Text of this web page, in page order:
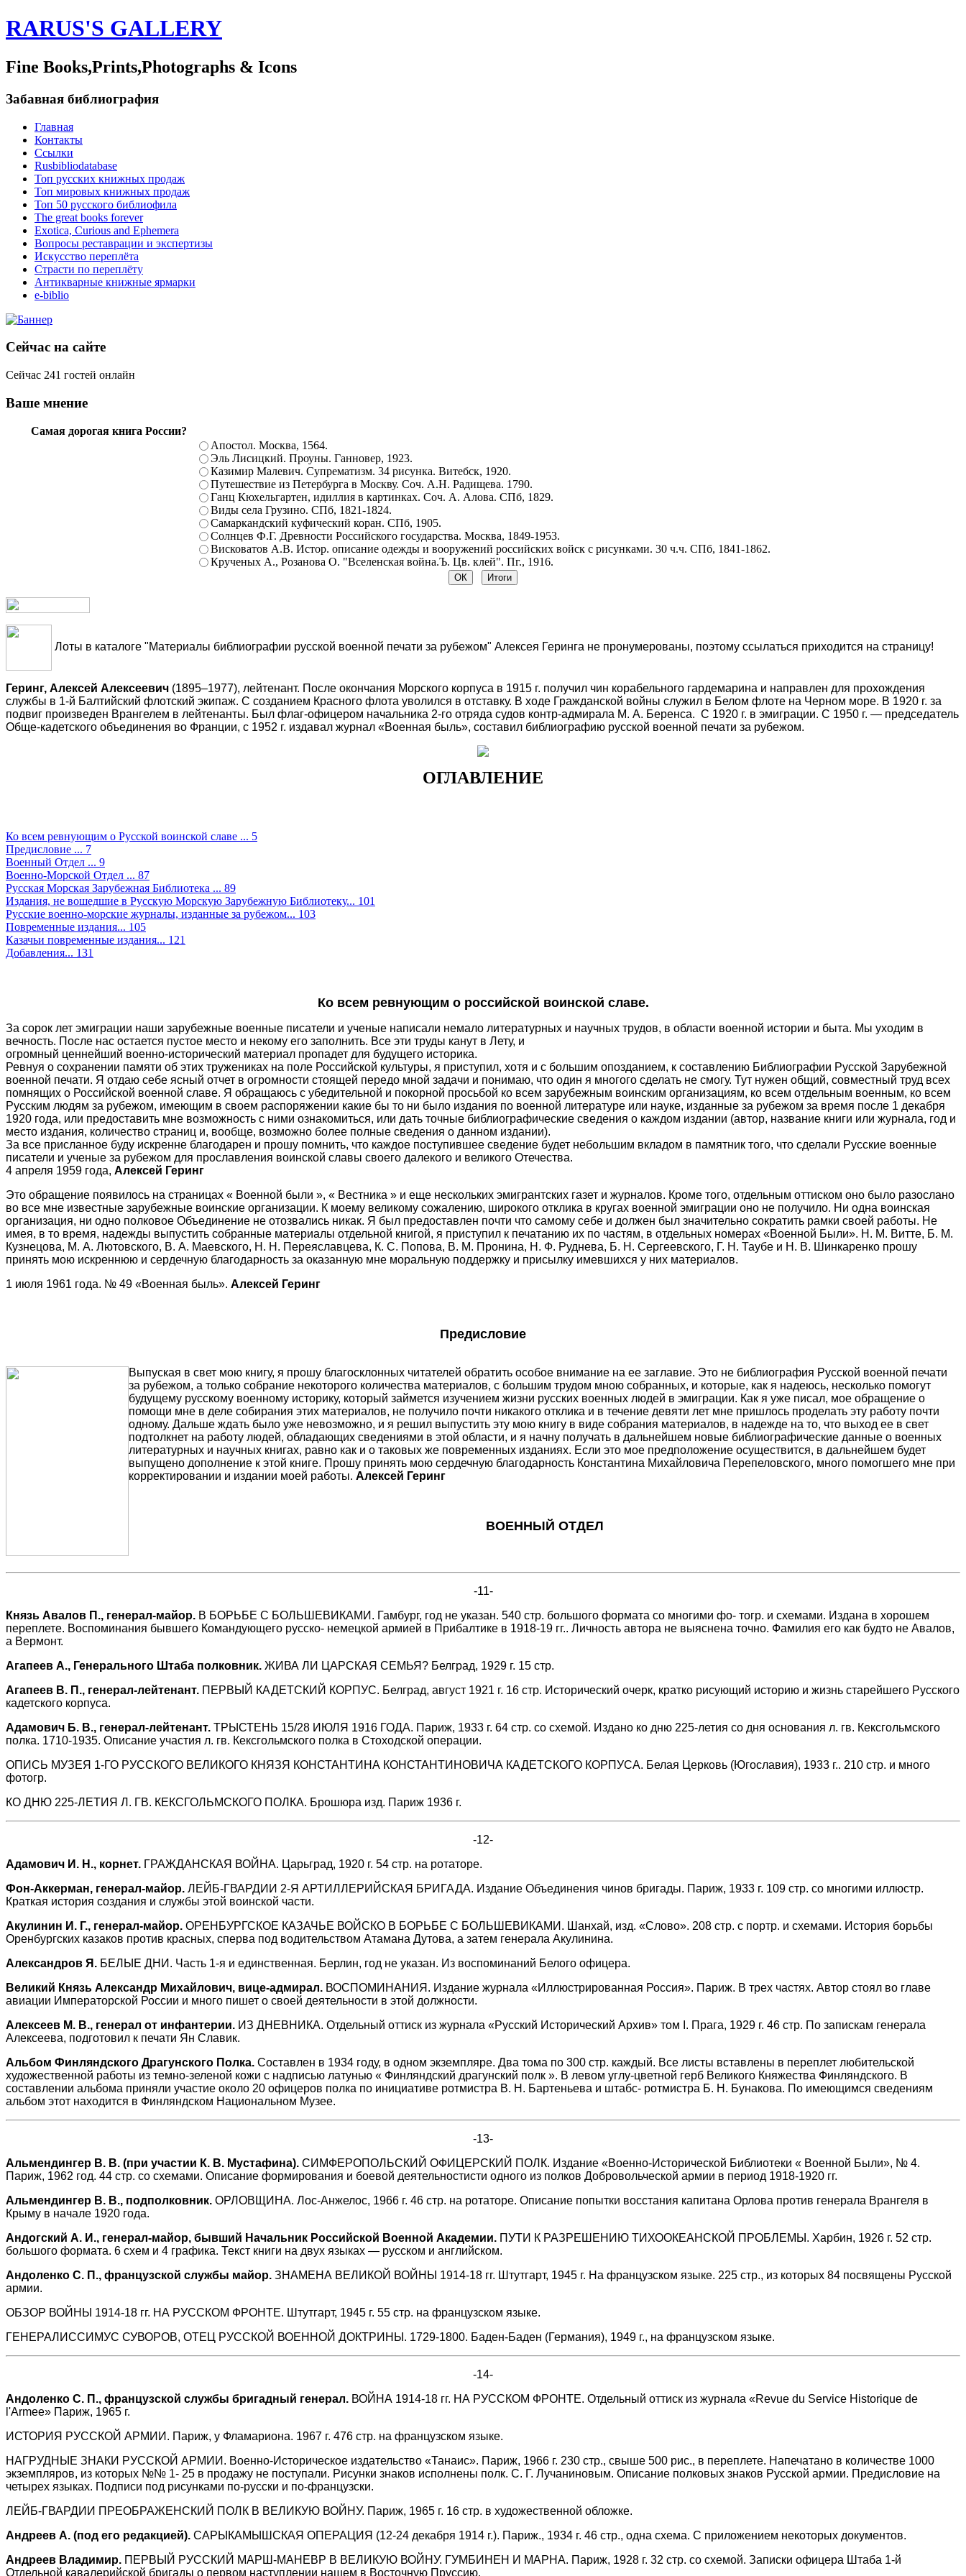
RARUS'S GALLERY
Fine Books,Prints,Photographs & Icons
Забавная библиография
Главная
Контакты
Ссылки
Rusbibliodatabase
Топ русских книжных продаж
Топ мировых книжных продаж
Топ 50 русского библиофила
The great books forever
Exotica, Curious and Ephemera
Вопросы реставрации и экспертизы
Искусство переплёта
Страсти по переплёту
Антикварные книжные ярмарки
e-biblio
Сейчас на сайте
Сейчас 241 гостей онлайн
Ваше мнение
Самая дорогая книга России?
Апостол. Москва, 1564.
Эль Лисицкий. Проуны. Ганновер, 1923.
Казимир Малевич. Супрематизм. 34 рисунка. Витебск, 1920.
Путешествие из Петербурга в Москву. Соч. А.Н. Радищева. 1790.
Ганц Кюхельгартен, идиллия в картинках. Соч. А. Алова. СПб, 1829.
Виды села Грузино. СПб, 1821-1824.
Самаркандский куфический коран. СПб, 1905.
Солнцев Ф.Г. Древности Российского государства. Москва, 1849-1953.
Висковатов А.В. Истор. описание одежды и вооружений российских войск с рисунками. 30 ч.ч. СПб, 1841-1862.
Крученых А., Розанова О. "Вселенская война.Ъ. Цв. клей". Пг., 1916.
Лоты в каталоге "Материалы библиографии русской военной печати за рубежом" Алексея Геринга не пронумерованы, поэтому ссылаться приходится на страницу!
Геринг, Алексей Алексеевич (1895–1977), лейтенант. После окончания Морского корпуса в 1915 г. получил чин корабельного гардемарина и направлен для прохождения
службы в 1-й Балтийский флотский экипаж. С созданием Красного флота уволился в отставку. В ходе Гражданской войны служил в Белом флоте на Черном море. В 1920 г. за
подвиг произведен Врангелем в лейтенанты. Был флаг-офицером начальника 2-го отряда судов контр-адмирала М. А. Беренса. С 1920 г. в эмиграции. С 1950 г. — председатель
Обще-кадетского объединения во Франции, с 1952 г. издавал журнал «Военная быль», составил библиографию русской военной печати за рубежом.
ОГЛАВЛЕНИЕ
Ко всем ревнующим о Русской воинской славе ... 5
Предисловие ... 7
Военный Отдел ... 9
Военно-Морской Отдел ... 87
Русская Морская Зарубежная Библиотека ... 89
Издания, не вошедшие в Русскую Морскую Зарубежную Библиотеку... 101
Русские военно-морские журналы, изданные за рубежом... 103
Повременные издания... 105
Казачьи повременные издания... 121
Добавления... 131
Ко всем ревнующим о российской воинской славе.
За сорок лет эмиграции наши зарубежные военные писатели и ученые написали немало литературных и научных трудов, в области военной истории и быта. Мы уходим в
вечность. После нас остается пустое место и некому его заполнить. Все эти труды канут в Лету, и
огромный ценнейший военно-исторический материал пропадет для будущего историка.
Ревнуя о сохранении памяти об этих тружениках на поле Российской культуры, я приступил, хотя и с большим опозданием, к составлению Библиографии Русской Зарубежной
военной печати. Я отдаю себе ясный отчет в огромности стоящей передо мной задачи и понимаю, что один я многого сделать не смогу. Тут нужен общий, совместный труд всех
помнящих о Российской военной славе. Я обращаюсь с убедительной и покорной просьбой ко всем зарубежным воинским организациям, ко всем отдельным военным, ко всем
Русским людям за рубежом, имеющим в своем распоряжении какие бы то ни было издания по военной литературе или науке, изданные за рубежом за время после 1 декабря
1920 года, или предоставить мне возможность с ними ознакомиться, или дать точные библиографические сведения о каждом издании (автор, название книги или журнала, год и
место издания, количество страниц и, вообще, возможно более полные сведения о данном издании).
За все присланное буду искренне благодарен и прошу помнить, что каждое поступившее сведение будет небольшим вкладом в памятник того, что сделали Русские военные
писатели и ученые за рубежом для прославления воинской славы своего далекого и великого Отечества.
4 апреля 1959 года, Алексей Геринг
Это обращение появилось на страницах « Военной были », « Вестника » и еще нескольких эмигрантских газет и журналов. Кроме того, отдельным оттиском оно было разослано
во все мне известные зарубежные воинские организации. К моему великому сожалению, широкого отклика в кругах военной эмиграции оно не получило. Ни одна воинская
организация, ни одно полковое Объединение не отозвались никак. Я был предоставлен почти что самому себе и должен был значительно сократить рамки своей работы. Не
имея, в то время, надежды выпустить собранные материалы отдельной книгой, я приступил к печатанию их по частям, в отдельных номерах «Военной Были». Н. М. Витте, Б. М.
Кузнецова, М. А. Лютовского, В. А. Маевского, Н. Н. Переяславцева, К. С. Попова, В. М. Пронина, Н. Ф. Руднева, Б. Н. Сергеевского, Г. Н. Таубе и Н. В. Шинкаренко прошу
принять мою искреннюю и сердечную благодарность за оказанную мне моральную поддержку и присылку имевшихся у них материалов.
1 июля 1961 года. № 49 «Военная быль». Алексей Геринг
Предисловие
Выпуская в свет мою книгу, я прошу благосклонных читателей обратить особое внимание на ее заглавие. Это не библиография Русской военной печати
за рубежом, а только собрание некоторого количества материалов, с большим трудом мною собранных, и которые, как я надеюсь, несколько помогут
будущему русскому военному историку, который займется изучением жизни русских военных людей в эмиграции. Как я уже писал, мое обращение о
помощи мне в деле собирания этих материалов, не получило почти никакого отклика и в течение девяти лет мне пришлось проделать эту работу почти
одному. Дальше ждать было уже невозможно, и я решил выпустить эту мою книгу в виде собрания материалов, в надежде на то, что выход ее в свет
подтолкнет на работу людей, обладающих сведениями в этой области, и я начну получать в дальнейшем новые библиографические данные о военных
литературных и научных книгах, равно как и о таковых же повременных изданиях. Если это мое предположение осуществится, в дальнейшем будет
выпущено дополнение к этой книге. Прошу принять мою сердечную благодарность Константина Михайловича Перепеловского, много помогшего мне при
корректировании и издании моей работы. Алексей Геринг
ВОЕННЫЙ ОТДЕЛ
-11-
Князь Авалов П., генерал-майор. В БОРЬБЕ С БОЛЬШЕВИКАМИ. Гамбург, год не указан. 540 стр. большого формата со многими фо- тогр. и схемами. Издана в хорошем
переплете. Воспоминания бывшего Командующего русско- немецкой армией в Прибалтике в 1918-19 гг.. Личность автора не выяснена точно. Фамилия его как будто не Авалов,
а Вермонт.
Агапеев А., Генерального Штаба полковник. ЖИВА ЛИ ЦАРСКАЯ СЕМЬЯ? Белград, 1929 г. 15 стр.
Агапеев В. П., генерал-лейтенант. ПЕРВЫЙ КАДЕТСКИЙ КОРПУС. Белград, август 1921 г. 16 стр. Исторический очерк, кратко рисующий историю и жизнь старейшего Русского
кадетского корпуса.
Адамович Б. В., генерал-лейтенант. ТРЫСТЕНЬ 15/28 ИЮЛЯ 1916 ГОДА. Париж, 1933 г. 64 стр. со схемой. Издано ко дню 225-летия со дня основания л. гв. Кексгольмского
полка. 1710-1935. Описание участия л. гв. Кексгольмского полка в Стоходской операции.
ОПИСЬ МУЗЕЯ 1-ГО РУССКОГО ВЕЛИКОГО КНЯЗЯ КОНСТАНТИНА КОНСТАНТИНОВИЧА КАДЕТСКОГО КОРПУСА. Белая Церковь (Югославия), 1933 г.. 210 стр. и много
фотогр.
КО ДНЮ 225-ЛЕТИЯ Л. ГВ. КЕКСГОЛЬМСКОГО ПОЛКА. Брошюра изд. Париж 1936 г.
-12-
Адамович И. H., корнет. ГРАЖДАНСКАЯ ВОЙНА. Царьград, 1920 г. 54 стр. на ротаторе.
Фон-Аккерман, генерал-майор. ЛЕЙБ-ГВАРДИИ 2-Я АРТИЛЛЕРИЙСКАЯ БРИГАДА. Издание Объединения чинов бригады. Париж, 1933 г. 109 стр. со многими иллюстр.
Краткая история создания и службы этой воинской части.
Акулинин И. Г., генерал-майор. ОРЕНБУРГСКОЕ КАЗАЧЬЕ ВОЙСКО В БОРЬБЕ С БОЛЬШЕВИКАМИ. Шанхай, изд. «Слово». 208 стр. с портр. и схемами. История борьбы
Оренбургских казаков против красных, сперва под водительством Атамана Дутова, а затем генерала Акулинина.
Александров Я. БЕЛЫЕ ДНИ. Часть 1-я и единственная. Берлин, год не указан. Из воспоминаний Белого офицера.
Великий Князь Александр Михайлович, вице-адмирал. ВОСПОМИНАНИЯ. Издание журнала «Иллюстрированная Россия». Париж. В трех частях. Автор стоял во главе
авиации Императорской России и много пишет о своей деятельности в этой должности.
Алексеев М. В., генерал от инфантерии. ИЗ ДНЕВНИКА. Отдельный оттиск из журнала «Русский Исторический Архив» том I. Прага, 1929 г. 46 стр. По запискам генерала
Алексеева, подготовил к печати Ян Славик.
Альбом Финляндского Драгунского Полка. Составлен в 1934 году, в одном экземпляре. Два тома по 300 стр. каждый. Все листы вставлены в переплет любительской
художественной работы из темно-зеленой кожи с надписью латунью « Финляндский драгунский полк ». В левом углу-цветной герб Великого Княжества Финляндского. В
составлении альбома приняли участие около 20 офицеров полка по инициативе ротмистра В. Н. Бартеньева и штабс- ротмистра Б. Н. Бунакова. По имеющимся сведениям
альбом этот находится в Финляндском Национальном Музее.
-13-
Альмендингер В. В. (при участии К. В. Мустафина). СИМФЕРОПОЛЬСКИЙ ОФИЦЕРСКИЙ ПОЛК. Издание «Военно-Исторической Библиотеки « Военной Были», № 4.
Париж, 1962 год. 44 стр. со схемами. Описание формирования и боевой деятельностисти одного из полков Добровольческой армии в период 1918-1920 гг.
Альмендингер В. В., подполковник. ОРЛОВЩИНА. Лос-Анжелос, 1966 г. 46 стр. на ротаторе. Описание попытки восстания капитана Орлова против генерала Врангеля в
Крыму в начале 1920 года.
Андогский А. И., генерал-майор, бывший Начальник Российской Военной Академии. ПУТИ К РАЗРЕШЕНИЮ ТИХООКЕАНСКОЙ ПРОБЛЕМЫ. Харбин, 1926 г. 52 стр.
большого формата. 6 схем и 4 графика. Текст книги на двух языках — русском и английском.
Андоленко С. П., французской службы майор. ЗНАМЕНА ВЕЛИКОЙ ВОЙНЫ 1914-18 гг. Штутгарт, 1945 г. На французском языке. 225 стр., из которых 84 посвящены Русской
армии.
ОБЗОР ВОЙНЫ 1914-18 гг. НА РУССКОМ ФРОНТЕ. Штутгарт, 1945 г. 55 стр. на французском языке.
ГЕНЕРАЛИССИМУС СУВОРОВ, ОТЕЦ РУССКОЙ ВОЕННОЙ ДОКТРИНЫ. 1729-1800. Баден-Баден (Германия), 1949 г., на французском языке.
-14-
Андоленко С. П., французской службы бригадный генерал. ВОЙНА 1914-18 гг. НА РУССКОМ ФРОНТЕ. Отдельный оттиск из журнала «Revue du Service Historique de
l'Armee» Париж, 1965 г.
ИСТОРИЯ РУССКОЙ АРМИИ. Париж, у Фламариона. 1967 г. 476 стр. на французском языке.
НАГРУДНЫЕ ЗНАКИ РУССКОЙ АРМИИ. Военно-Историческое издательство «Танаис». Париж, 1966 г. 230 стр., свыше 500 рис., в переплете. Напечатано в количестве 1000
экземпляров, из которых №№ 1- 25 в продажу не поступали. Рисунки знаков исполнены полк. С. Г. Лучаниновым. Описание полковых знаков Русской армии. Предисловие на
четырех языках. Подписи под рисунками по-русски и по-французски.
ЛЕЙБ-ГВАРДИИ ПРЕОБРАЖЕНСКИЙ ПОЛК В ВЕЛИКУЮ ВОЙНУ. Париж, 1965 г. 16 стр. в художественной обложке.
Андреев А. (под его редакцией). САРЫКАМЫШСКАЯ ОПЕРАЦИЯ (12-24 декабря 1914 г.). Париж., 1934 г. 46 стр., одна схема. С приложением некоторых документов.
Андреев Владимир. ПЕРВЫЙ РУССКИЙ МАРШ-МАНЕВР В ВЕЛИКУЮ ВОЙНУ. ГУМБИНЕН И МАРНА. Париж, 1928 г. 32 стр. со схемой. Записки офицера Штаба 1-й
Отдельной кавалерийской бригады о первом наступлении нашем в Восточную Пруссию.